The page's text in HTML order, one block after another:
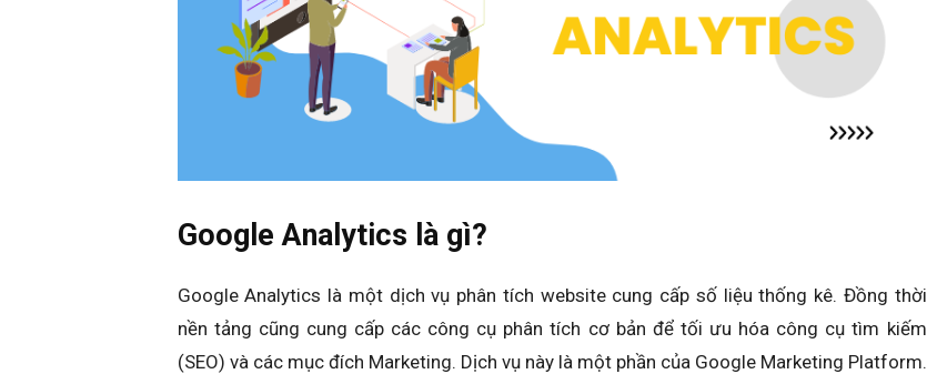
Google Analytics là gì?
Google Analytics là một dịch vụ phân tích website cung cấp số liệu thống kê. Đồng thời
nền tảng cũng cung cấp các công cụ phân tích cơ bản để tối ưu hóa công cụ tìm kiếm
(SEO) và các mục đích Marketing. Dịch vụ này là một phần của Google Marketing Platform.